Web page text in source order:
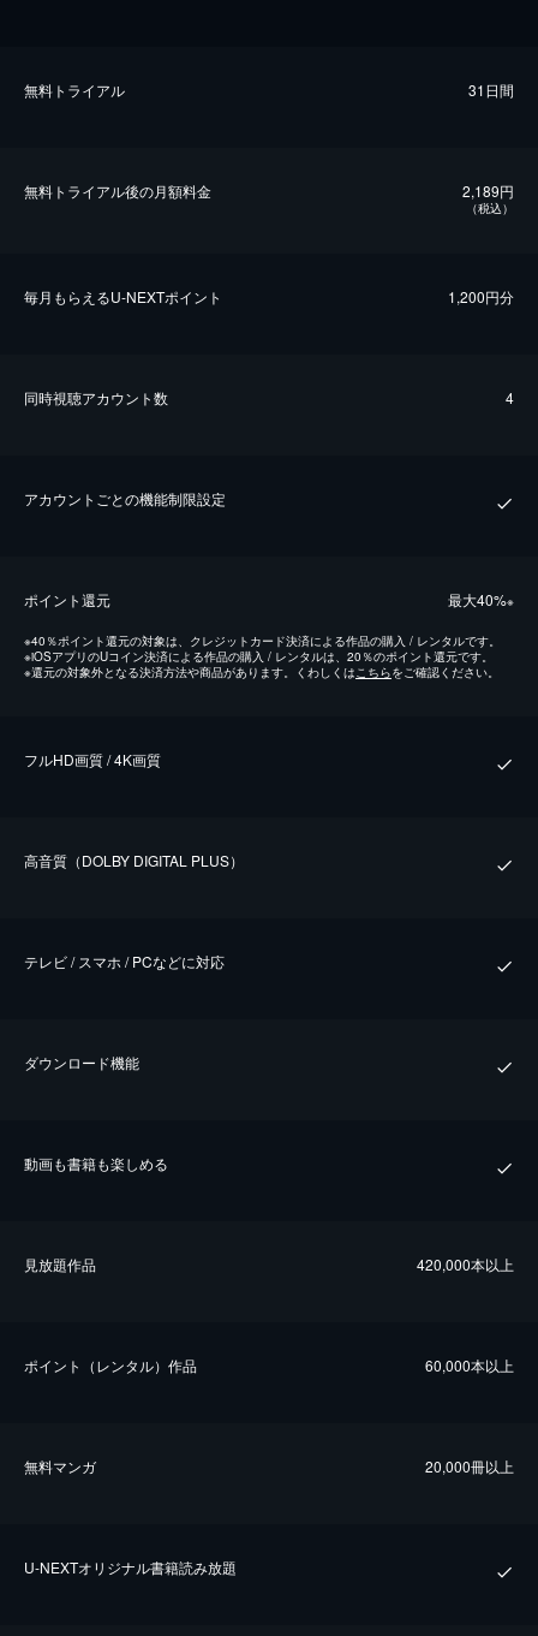
無料トライアル 31日間
無料トライアル後の⽉額料金 2,189円
（税込）
毎⽉もらえるU-NEXTポイント 1,200円分
同時視聴アカウント数 4
アカウントごとの機能制限設定
ポイント還元 最⼤40%※
※40％ポイント還元の対象は、クレジットカード決済による作品の購入 / レンタルです。
※iOSアプリのUコイン決済による作品の購入 / レンタルは、20％のポイント還元です。
※還元の対象外となる決済方法や商品があります。くわしくは こちらをご確認ください。
フルHD画質 / 4K画質
⾼⾳質（DOLBY DIGITAL PLUS）
テレビ / スマホ / PCなどに対応
ダウンロード機能
動画も書籍も楽しめる
⾒放題作品 420,000本以上
ポイント（レンタル）作品 60,000本以上
無料マンガ 20,000冊以上
U-NEXTオリジナル書籍読み放題